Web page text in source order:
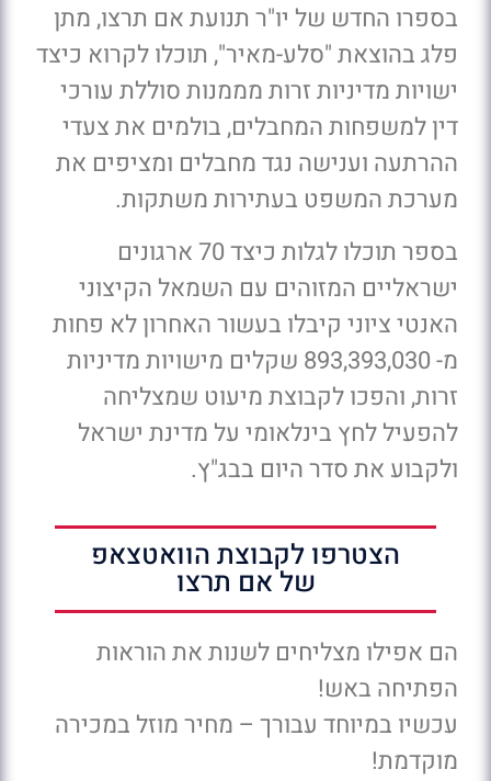
בספרו החדש של יו"ר תנועת אם תרצו, מתן
פלג בהוצאת "סלע-מאיר", תוכלו לקרוא כיצד
ישויות מדיניות זרות מממנות סוללת עורכי
דין למשפחות המחבלים, בולמים את צעדי
ההרתעה וענישה נגד מחבלים ומציפים את
מערכת המשפט בעתירות משתקות.
בספר תוכלו לגלות כיצד 70 ארגונים
ישראליים המזוהים עם השמאל הקיצוני
האנטי ציוני קיבלו בעשור האחרון לא פחות
מ- 893,393,030 שקלים מישויות מדיניות
זרות, והפכו לקבוצת מיעוט שמצליחה
להפעיל לחץ בינלאומי על מדינת ישראל
ולקבוע את סדר היום בבג"ץ.
הצטרפו לקבוצת הוואטצאפ
של אם תרצו
הם אפילו מצליחים לשנות את הוראות
הפתיחה באש!
עכשיו במיוחד עבורך – מחיר מוזל במכירה
מוקדמת!